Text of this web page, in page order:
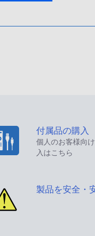
付属品の購入
個人のお客様向
入はこちら
製品を安全・